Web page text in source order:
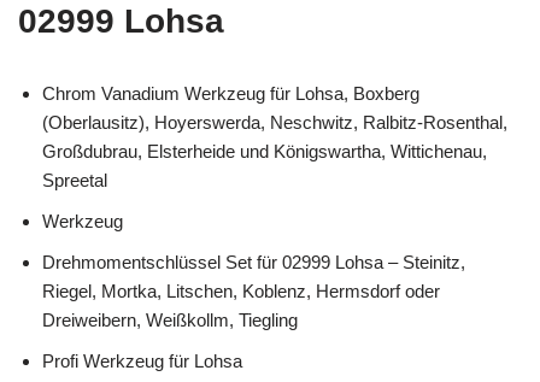
02999 Lohsa
Chrom Vanadium Werkzeug für Lohsa, Boxberg
(Oberlausitz), Hoyerswerda, Neschwitz, Ralbitz-Rosenthal,
Großdubrau, Elsterheide und Königswartha, Wittichenau,
Spreetal
Werkzeug
Drehmomentschlüssel Set für 02999 Lohsa – Steinitz,
Riegel, Mortka, Litschen, Koblenz, Hermsdorf oder
Dreiweibern, Weißkollm, Tiegling
Profi Werkzeug für Lohsa